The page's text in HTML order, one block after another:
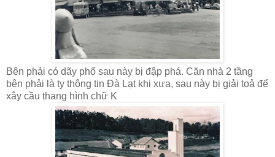
Bên phải có dãy phố sau này bị đập phá. Căn nhà 2 tầng
bên phải là ty thông tin Đà Lạt khi xưa, sau này bị giải toả để
xây cầu thang hình chữ K